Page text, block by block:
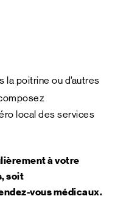
la poitrine ou d’autres
local des services
à votre
soit
vous médicaux.